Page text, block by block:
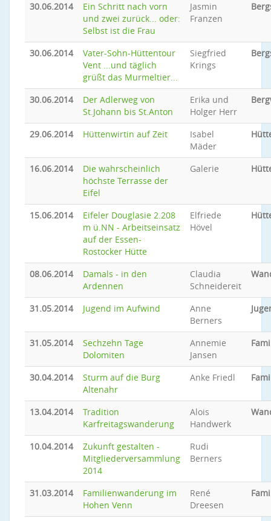
30.06.2014
Ein Schritt nach vorn
und zwei zurück... oder:
Selbst ist die Frau
Jasmin
Franzen
30.06.2014
Vater-Sohn-Hüttentour
Vent ...und täglich
grüßt das Murmeltier...
Siegfried
Krings
30.06.2014
Der Adlerweg von
St.Johann bis St.Anton
Erika und
Holger Herr
29.06.2014 Hüttenwirtin auf Zeit
Isabel
Mäder
16.06.2014
Die wahrscheinlich
höchste Terrasse der
Eifel
Galerie
15.06.2014
Eifeler Douglasie 2.208
m ü.NN - Arbeitseinsatz
auf der Essen-
Rostocker Hütte
Elfriede
Hövel
08.06.2014
Damals - in den
Ardennen
Claudia
Schneidereit
31.05.2014 Jugend im Aufwind
Anne
Berners
31.05.2014
Sechzehn Tage
Dolomiten
Annemie
Jansen
30.04.2014
Sturm auf die Burg
Altenahr
Anke Friedl
13.04.2014
Tradition
Karfreitagswanderung
Alois
Handwerk
10.04.2014
Zukunft gestalten -
Mitgliederversammlung
2014
Rudi
Berners
31.03.2014
Familienwanderung im
Hohen Venn
René
Dreesen